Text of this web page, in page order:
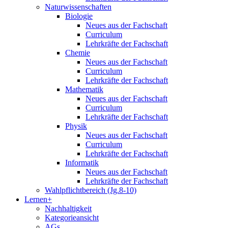
Naturwissenschaften
Biologie
Neues aus der Fachschaft
Curriculum
Lehrkräfte der Fachschaft
Chemie
Neues aus der Fachschaft
Curriculum
Lehrkräfte der Fachschaft
Mathematik
Neues aus der Fachschaft
Curriculum
Lehrkräfte der Fachschaft
Physik
Neues aus der Fachschaft
Curriculum
Lehrkräfte der Fachschaft
Informatik
Neues aus der Fachschaft
Lehrkräfte der Fachschaft
Wahlpflichtbereich (Jg.8-10)
Lernen+
Nachhaltigkeit
Kategorieansicht